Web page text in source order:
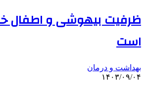
ظرفیت بیهوشی و اطفال
است
بهداشت و درمان
۱۴۰۳/۰۹/۰۴